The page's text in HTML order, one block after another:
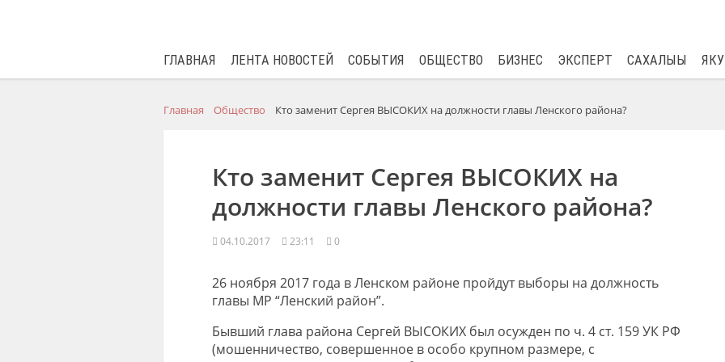
ГЛАВНАЯ ЛЕНТА НОВОСТЕЙ СОБЫТИЯ ОБЩЕСТВО БИЗНЕС ЭКСПЕРТ САХАЛЫЫ
Главная Общество Кто заменит Сергея ВЫСОКИХ на должности главы Ленского района?
Кто заменит Сергея ВЫСОКИХ на
должности главы Ленского района?
04.10.2017 23:11 0
26 ноября 2017 года в Ленском районе пройдут выборы на должность
главы МР “Ленский район”.
Бывший глава района Сергей ВЫСОКИХ был осужден по ч. 4 ст. 159 УК РФ
(мошенничество, совершенное в особо крупном размере, с